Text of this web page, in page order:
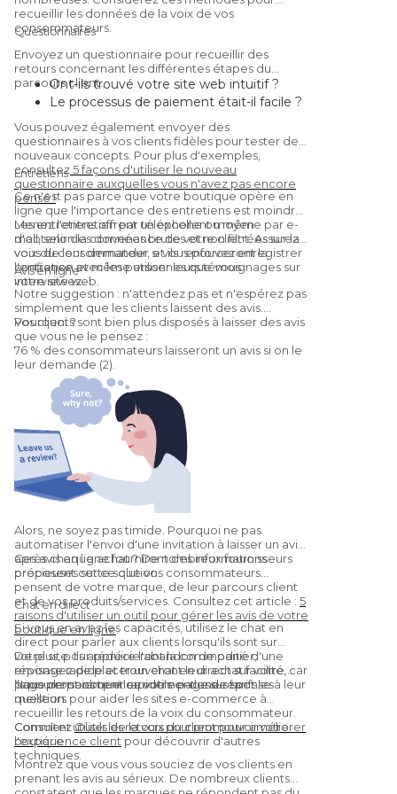
recueillir les données de la voix de vos
consommateurs.
Questionnaires
Envoyez un questionnaire pour recueillir des
retours concernant les différentes étapes du
parcours client.
Ont-ils trouvé votre site web intuitif ?
Le processus de paiement était-il facile ?
Étaient-ils satisfaits du produit/service ?
Vous recommanderaient-ils à un ami ?
(Oui, c'est uneNet Promoter Score
question.)
Vous pouvez également envoyer des
questionnaires à vos clients fidèles pour tester de
nouveaux concepts. Pour plus d'exemples,
consultez5 façons d'utiliser le nouveau
questionnaire auxquelles vous n'avez pas encore
pensé !.
Entretiens
Ce n'est pas parce que votre boutique opère en
ligne que l'importance des entretiens est moindre.
Les entretiens offrent un excellent moyen
d'obtenir des données brutes et non filtrées sur la
voix du consommateur, et ils renforceront la
confiance avec les personnes que vous
interviewez.
Menez l'entretien par téléphone ou même par e-
mail, selon la convenance de votre client. Assurez-
vous de leur demander si vous pouvez enregistrer
l'entretien et même utiliser leurs témoignages sur
votre site web.
Avis en ligne
Notre suggestion : n'attendez pas et n'espérez pas
simplement que les clients laissent des avis.
Pourquoi ?
Vos clients sont bien plus disposés à laisser des avis
que vous ne le pensez :
76 % des consommateurs laisseront un avis si on le
leur demande (2).
Alors, ne soyez pas timide. Pourquoi ne pas
automatiser l'envoi d'une invitation à laisser un avis
après chaque achat ? De nombreux fournisseurs
proposent cette solution.
Ces avis en ligne fourniront des informations
précieuses sur ce que vos consommateurs
pensent de votre marque, de leur parcours client
et de vos produits/services. Consultez cet article : 5
raisons d'utiliser un outil pour gérer les avis de votre
boutique en ligne.
Chat en direct
Si vous en avez les capacités, utilisez le chat en
direct pour parler aux clients lorsqu'ils sont sur
votre site. Ils apprécieront la commodité d'une
réponse rapide et trouveront leur achat facilité, car
ils pourront obtenir rapidement une réponse à leur
question.
De plus, pour réduire l'abandon de panier,
envisagez de placer un chat en direct sur votre
page de paiement ou votre page de tarifs.
Nous pensons que les outils ci-dessus sont les
meilleurs pour aider les sites e-commerce à
recueillir les retours de la voix du consommateur.
ConsultezOutils de la voix du client pour améliorer
l'expérience client pour découvrir d'autres
techniques.
Comment utiliser les retours pour promouvoir votre
boutique
Montrez que vous vous souciez de vos clients en
prenant les avis au sérieux. De nombreux clients